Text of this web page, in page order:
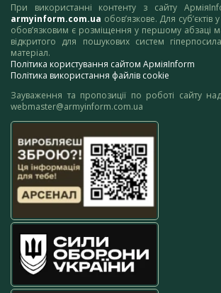
При використанні контенту з сайту
armyinform.com.ua обов’язкове. Для
обов’язковим є розміщення у першому абзаці
відкритого для пошукових систем
матеріал.
Політика користування сайтом АрміяInform
Політика використання файлів cookie
Зауваження та пропозиції по роботі сайту
webmaster@armyinform.com.ua